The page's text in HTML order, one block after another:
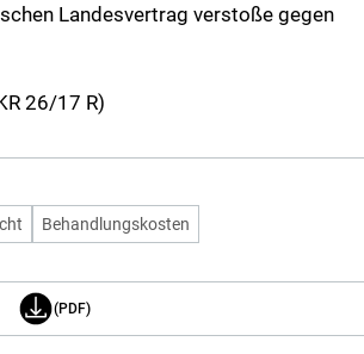
Landesvertrag verstoße gegen
26/17 R)
Behandlungskosten
(PDF)